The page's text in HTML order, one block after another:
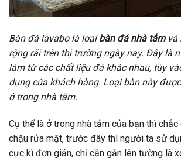
Bàn đá lavabo là loạibàn đá nhà tắmvà
rộng rãi trên thị trường ngày nay. Đây là
làm từ các chất liệu đá khác nhau, tùy
dụng của khách hàng. Loại bàn này
ở trong nhà tắm.
Cụ thể là ở trong nhà tắm của bạn thì
chậu rửa mặt, trước đây thì người ta sử
cực kì đơn giản, chỉ cần gắn lên tường là